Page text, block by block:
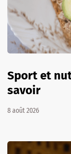
Sport et
savoir
8 août 2026